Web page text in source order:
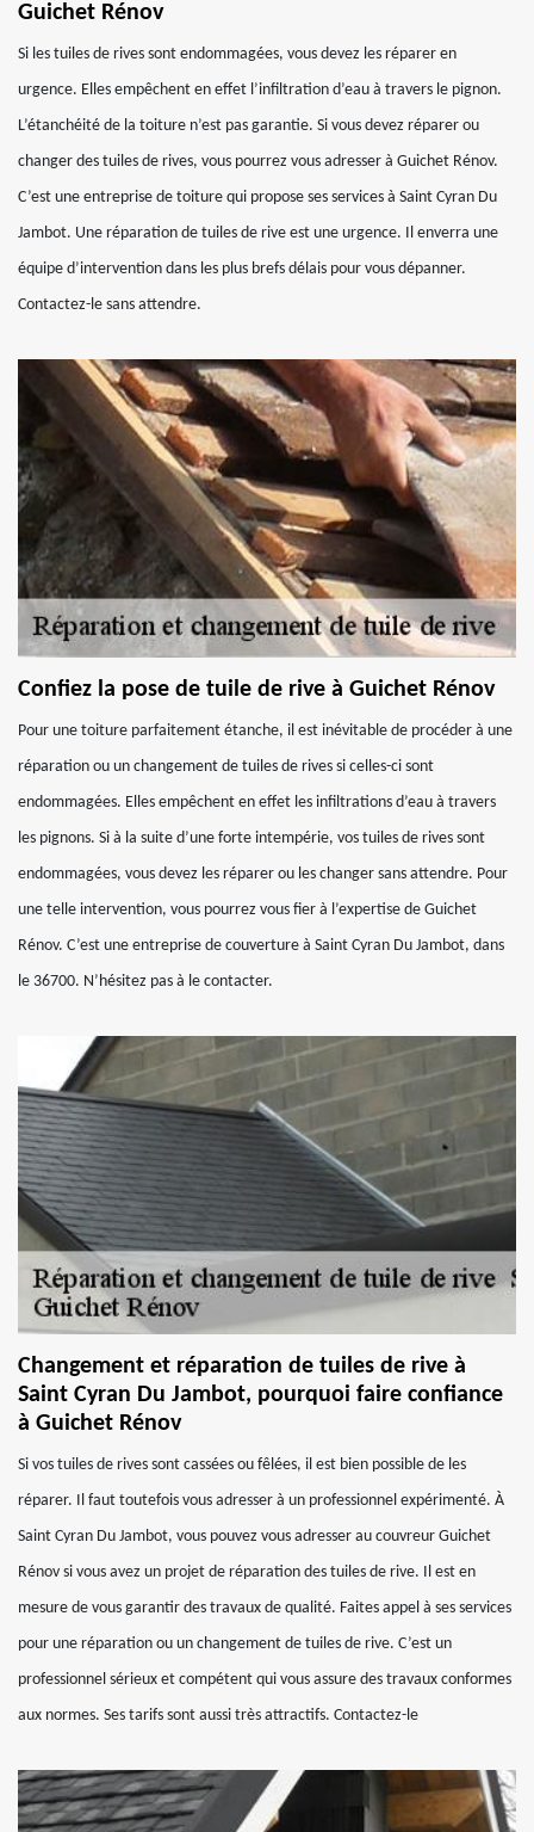
Guichet Rénov
Si les tuiles de rives sont endommagées, vous devez les réparer en
urgence. Elles empêchent en effet l’infiltration d’eau à travers le pignon.
L’étanchéité de la toiture n’est pas garantie. Si vous devez réparer ou
changer des tuiles de rives, vous pourrez vous adresser à Guichet Rénov.
C’est une entreprise de toiture qui propose ses services à Saint Cyran Du
Jambot. Une réparation de tuiles de rive est une urgence. Il enverra une
équipe d’intervention dans les plus brefs délais pour vous dépanner.
Contactez-le sans attendre.
Confiez la pose de tuile de rive à Guichet Rénov
Pour une toiture parfaitement étanche, il est inévitable de procéder à une
réparation ou un changement de tuiles de rives si celles-ci sont
endommagées. Elles empêchent en effet les infiltrations d’eau à travers
les pignons. Si à la suite d’une forte intempérie, vos tuiles de rives sont
endommagées, vous devez les réparer ou les changer sans attendre. Pour
une telle intervention, vous pourrez vous fier à l’expertise de Guichet
Rénov. C’est une entreprise de couverture à Saint Cyran Du Jambot, dans
le 36700. N’hésitez pas à le contacter.
Changement et réparation de tuiles de rive à
Saint Cyran Du Jambot, pourquoi faire confiance
à Guichet Rénov
Si vos tuiles de rives sont cassées ou fêlées, il est bien possible de les
réparer. Il faut toutefois vous adresser à un professionnel expérimenté. À
Saint Cyran Du Jambot, vous pouvez vous adresser au couvreur Guichet
Rénov si vous avez un projet de réparation des tuiles de rive. Il est en
mesure de vous garantir des travaux de qualité. Faites appel à ses services
pour une réparation ou un changement de tuiles de rive. C’est un
professionnel sérieux et compétent qui vous assure des travaux conformes
aux normes. Ses tarifs sont aussi très attractifs. Contactez-le